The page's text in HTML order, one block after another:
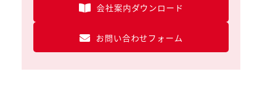
会社案内ダウンロード
お問い合わせフォーム